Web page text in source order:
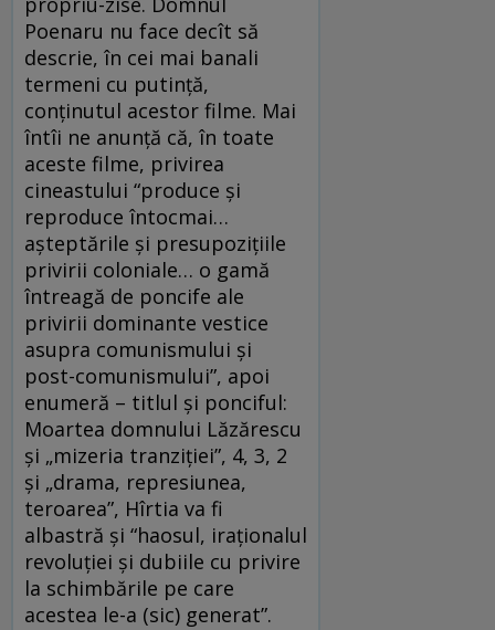
Poenaru nu face decît să
descrie, în cei mai banali
termeni cu putinţă,
conţinutul acestor filme. Mai
întîi ne anunţă că, în toate
aceste filme, privirea
cineastului “produce şi
reproduce întocmai…
aşteptările şi presupoziţiile
privirii coloniale… o gamă
întreagă de poncife ale
privirii dominante vestice
asupra comunismului şi
post-comunismului”, apoi
enumeră – titlul şi ponciful:
Moartea domnului Lăzărescu
şi „mizeria tranziţiei”, 4, 3, 2
şi „drama, represiunea,
teroarea”, Hîrtia va fi
albastră şi “haosul, iraţionalul
revoluţiei şi dubiile cu privire
la schimbările pe care
acestea le-a (sic) generat”.